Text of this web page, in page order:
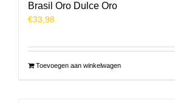
Brasil Oro Dulce Oro
€33,98
Toevoegen aan winkelwagen